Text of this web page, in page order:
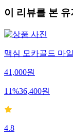
이 리뷰를 본
맥심 모카골드 마
41,000원
11%36,400원
4.8